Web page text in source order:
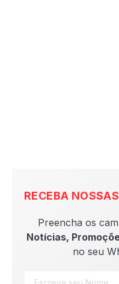
RECEBA
Preencha os
Notícias,
no seu